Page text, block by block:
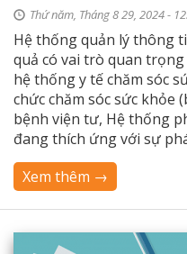
Thứ năm, Tháng 8 29, 2024 -
Hệ thống quản lý thông
quả có vai trò quan
hệ thống y tế chăm sóc
chức chăm sóc sức khỏe
bệnh viện tư, Hệ thống
đang thích ứng với sự
Xem thêm →